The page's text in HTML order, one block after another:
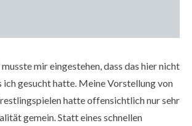
mir eingestehen, dass das hier nicht
ich gesucht hatte. Meine Vorstellung von
hatte offensichtlich nur sehr
gemein. Statt eines schnellen